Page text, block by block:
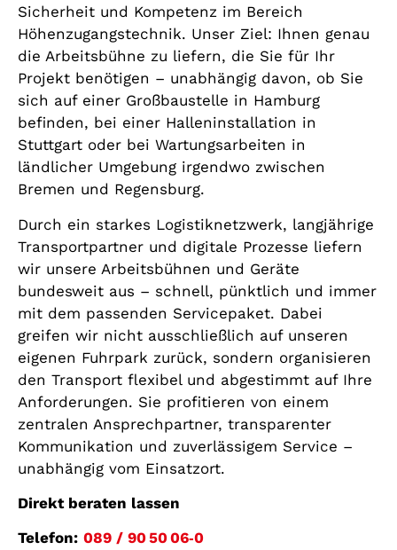
Sicherheit und Kompetenz im Bereich
Höhenzugangstechnik. Unser Ziel: Ihnen genau
die Arbeitsbühne zu liefern, die Sie für Ihr
Projekt benötigen – unabhängig davon, ob Sie
sich auf einer Großbaustelle in Hamburg
befinden, bei einer Halleninstallation in
Stuttgart oder bei Wartungsarbeiten in
ländlicher Umgebung irgendwo zwischen
Bremen und Regensburg.
Durch ein starkes Logistiknetzwerk, langjährige
Transportpartner und digitale Prozesse liefern
wir unsere Arbeitsbühnen und Geräte
bundesweit aus – schnell, pünktlich und immer
mit dem passenden Servicepaket. Dabei
greifen wir nicht ausschließlich auf unseren
eigenen Fuhrpark zurück, sondern organisieren
den Transport flexibel und abgestimmt auf Ihre
Anforderungen. Sie profitieren von einem
zentralen Ansprechpartner, transparenter
Kommunikation und zuverlässigem Service –
unabhängig vom Einsatzort.
Direkt beraten lassen
Telefon: 089 / 90 50 06‑0